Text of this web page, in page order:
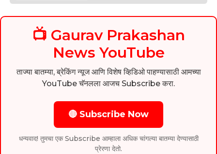
📺 Gaurav Prakashan
News YouTube
ताज्या बातम्या, ब्रेकिंग न्यूज आणि विशेष व्हिडिओ पाहण्यासाठी आमच्या
YouTube चॅनलला आजच Subscribe करा.
🔴 Subscribe Now
धन्यवाद! तुमचा एक Subscribe आम्हाला अधिक चांगल्या बातम्या देण्यासाठी
प्रेरणा देतो.